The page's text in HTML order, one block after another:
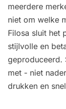
meerdere
niet om welke
Filosa sluit het
stijlvolle en
geproduceerd.
met - niet
drukken en